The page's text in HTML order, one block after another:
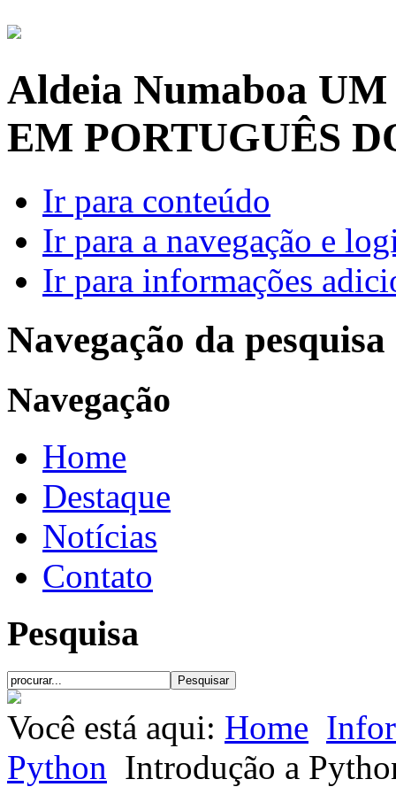
Aldeia Numaboa UM
EM PORTUGUÊS
Ir para conteúdo
Ir para a navegação e
Ir para informações
Navegação da pesquisa
Navegação
Home
Destaque
Notícias
Contato
Pesquisa
Você está aqui: Home
Python Introdução a